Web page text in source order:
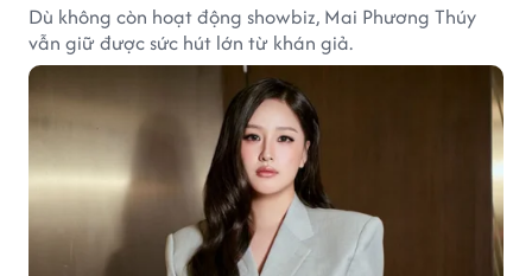
Dù không còn hoạt động showbiz, Mai Phương Thúy
vẫn giữ được sức hút lớn từ khán giả.